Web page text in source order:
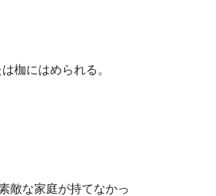
枷にはめられる。
敵な家庭が持てなかっ